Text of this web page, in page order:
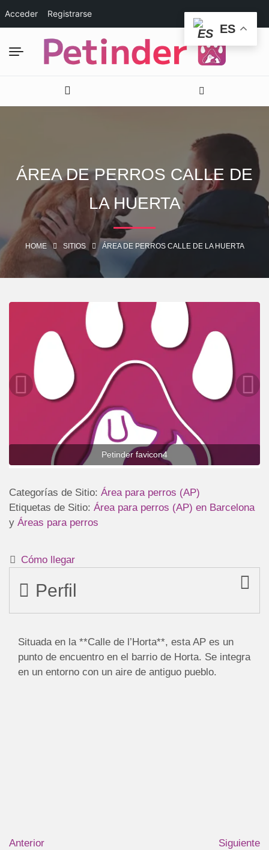
Acceder Registrarse
ÁREA DE PERROS CALLE DE
LA HUERTA
HOME SITIOS ÁREA DE PERROS CALLE DE LA HUERTA
Petinder favicon4
Categorías de Sitio: Área para perros (AP)
Etiquetas de Sitio: Área para perros (AP) en Barcelona
y Áreas para perros
Cómo llegar
Perfil
Situada en la **Calle de l’Horta**, esta AP es un
punto de encuentro en el barrio de Horta. Se integra
en un entorno con un aire de antiguo pueblo.
Anterior Siguiente
ES